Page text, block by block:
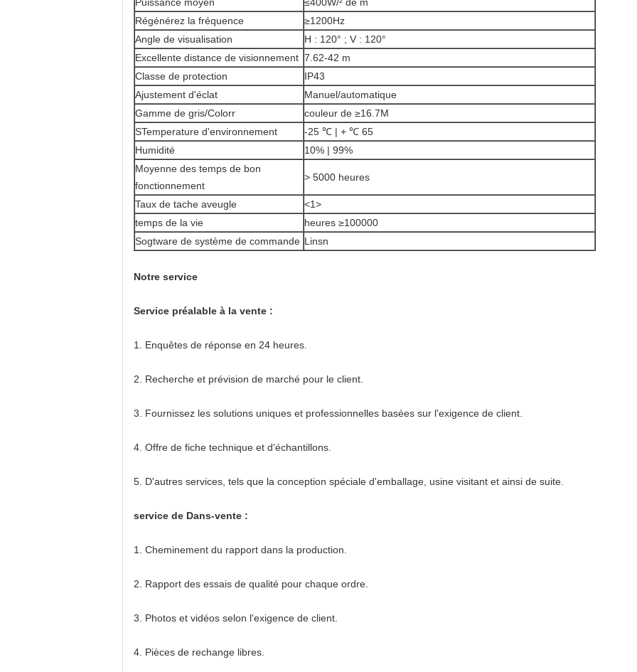
Régénérez la fréquence
≥1200Hz
Angle de visualisation
H : 120° ; V : 120°
Excellente distance de visionnement 7.62-42 m
Classe de protection
IP43
Ajustement d'éclat
Manuel/automatique
Gamme de gris/Colorr
couleur de ≥16.7M
STemperature d'environnement
-25 ℃ | + ℃ 65
Humidité
10% | 99%
Moyenne des temps de bon
fonctionnement
> 5000 heures
Taux de tache aveugle
<1>
temps de la vie
heures ≥100000
Sogtware de système de commande Linsn
Notre service
Service préalable à la vente :
1. Enquêtes de réponse en 24 heures.
2. Recherche et prévision de marché pour le client.
3. Fournissez les solutions uniques et professionnelles basées sur l'exigence de client.
4. Offre de fiche technique et d'échantillons.
5. D'autres services, tels que la conception spéciale d'emballage, usine visitant et ainsi de suite.
service de Dans-vente :
1. Cheminement du rapport dans la production.
2. Rapport des essais de qualité pour chaque ordre.
3. Photos et vidéos selon l'exigence de client.
4. Pièces de rechange libres.